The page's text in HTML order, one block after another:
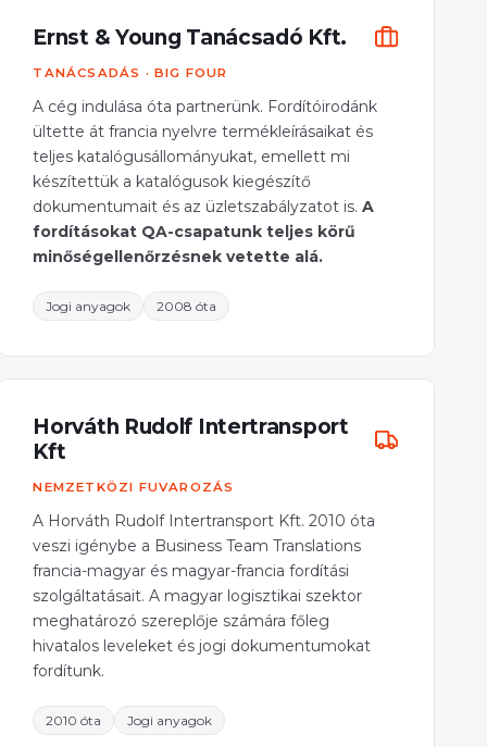
Ernst & Young Tanácsadó Kft.
TANÁCSADÁS · BIG FOUR
A cég indulása óta partnerünk. Fordítóirodánk
ültette át francia nyelvre termékleírásaikat és
teljes katalógusállományukat, emellett mi
készítettük a katalógusok kiegészítő
dokumentumait és az üzletszabályzatot is.A
fordításokat QA-csapatunk teljes körű
minőségellenőrzésnek vetette alá.
Jogi anyagok 2008 óta
Horváth Rudolf Intertransport
Kft
NEMZETKÖZI FUVAROZÁS
A Horváth Rudolf Intertransport Kft. 2010 óta
veszi igénybe a Business Team Translations
francia-magyar és magyar-francia fordítási
szolgáltatásait. A magyar logisztikai szektor
meghatározó szereplője számára főleg
hivatalos leveleket és jogi dokumentumokat
fordítunk.
2010 óta Jogi anyagok